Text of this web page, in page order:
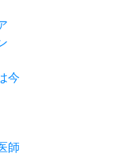
今
師